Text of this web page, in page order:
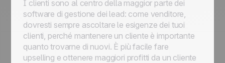
I clienti sono al centro della maggior parte dei
software di gestione dei lead: come venditore,
dovresti sempre ascoltare le esigenze dei tuoi
clienti, perché mantenere un cliente è importante
quanto trovarne di nuovi. È più facile fare
upselling e ottenere maggiori profitti da un cliente